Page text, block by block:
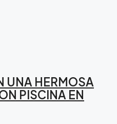
UNA HERMOSA
PISCINA EN